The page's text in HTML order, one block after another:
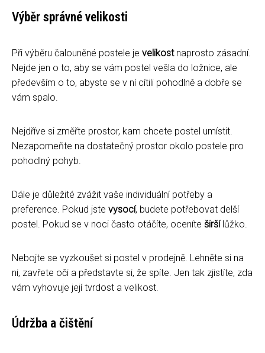
Výběr správné velikosti
Při výběru čalouněné postele je velikostnaprosto zásadní.
Nejde jen o to, aby se vám postel vešla do ložnice, ale
především o to, abyste se v ní cítili pohodlně a dobře se
vám spalo.
Nejdříve si změřte prostor, kam chcete postel umístit.
Nezapomeňte na dostatečný prostor okolo postele pro
pohodlný pohyb.
Dále je důležité zvážit vaše individuální potřeby a
preference. Pokud jste vysocí, budete potřebovat delší
postel. Pokud se v noci často otáčíte, oceníte širšílůžko.
Nebojte se vyzkoušet si postel v prodejně. Lehněte si na
ni, zavřete oči a představte si, že spíte. Jen tak zjistíte, zda
vám vyhovuje její tvrdost a velikost.
Údržba a čištění